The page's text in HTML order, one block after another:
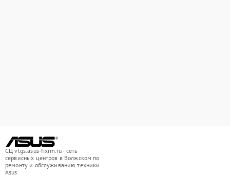
СЦ vlgs.asus-fixim.ru - сеть
сервисных центров в Волжском по
ремонту и обслуживанию техники
Asus